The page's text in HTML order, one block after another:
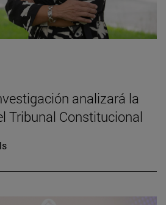
analizará la
Tribunal Constitucional